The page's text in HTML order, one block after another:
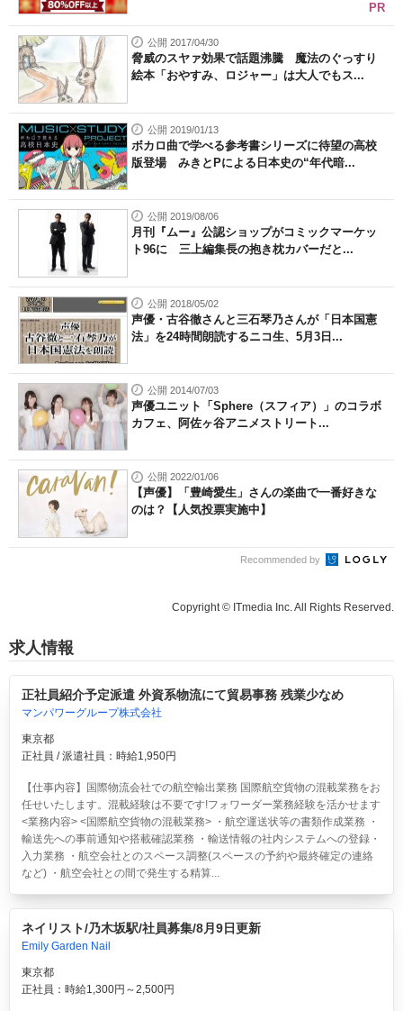
PR
公開 2017/04/30
脅威のスヤァ効果で話題沸騰 魔法のぐっすり
絵本「おやすみ、ロジャー」は大人でもス...
公開 2019/01/13
ボカロ曲で学べる参考書シリーズに待望の高校
版登場 みきとPによる日本史の“年代暗...
公開 2019/08/06
月刊『ムー』公認ショップがコミックマーケッ
ト96に 三上編集長の抱き枕カバーだと...
公開 2018/05/02
声優・古谷徹さんと三石琴乃さんが「日本国憲
法」を24時間朗読するニコ生、5月3日...
公開 2014/07/03
声優ユニット「Sphere（スフィア）」のコラボ
カフェ、阿佐ヶ谷アニメストリート...
公開 2022/01/06
【声優】「豊崎愛生」さんの楽曲で一番好きな
のは？【人気投票実施中】
Recommended by
Copyright © ITmedia Inc. All Rights Reserved.
求人情報
正社員紹介予定派遣 外資系物流にて貿易事務 残業少なめ
マンパワーグループ株式会社
東京都
正社員 / 派遣社員：時給1,950円
【仕事内容】国際物流会社での航空輸出業務 国際航空貨物の混載業務をお
任せいたします。混載経験は不要です!フォワーダー業務経験を活かせます
<業務内容> <国際航空貨物の混載業務> ・航空運送状等の書類作成業務 ・
輸送先への事前通知や搭載確認業務 ・輸送情報の社内システムへの登録・
入力業務 ・航空会社とのスペース調整(スペースの予約や最終確定の連絡
など) ・航空会社との間で発生する精算...
ネイリスト/乃木坂駅/社員募集/8月9日更新
Emily Garden Nail
東京都
正社員：時給1,300円～2,500円